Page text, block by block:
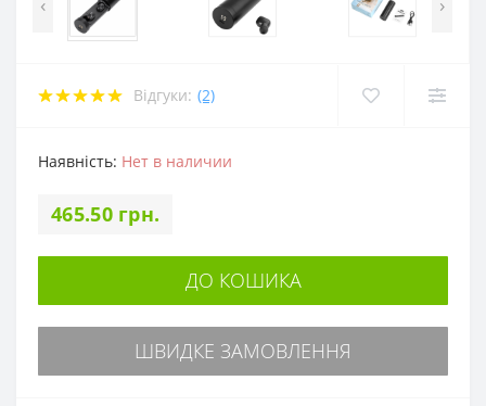
Відгуки: (2)
Наявність: Нет в наличии
465.50 грн.
ДО КОШИКА
ШВИДКЕ ЗАМОВЛЕННЯ